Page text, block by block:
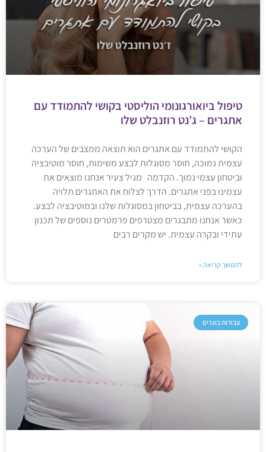
טיפול ביואורגונומי הוליסטי בקושי להתמודד עם
אתגרים – ג’נט רוזנבלט שלו
הקושי להתמודד עם אתגרים הוא תוצאה ממצבים של הערכה
עצמית נמוכה, חוסר מסוגלות לבצע משימות, חוסר מוטיבציה
וביטחון עצמי נמוך. הקדמה מגיל צעיר אנחנו מוצאים את
עצמינו בפני אתגרים. הדרך לצלוח את האתגרים תלויה
בהערכה עצמית, בביטחון במסוגלות שלנו ובמוטיבציה לבצע.
כאשר אנחנו מתבגרים מצטרפים פרמטרים נוספים של תכנון
עתידי ובקרה עצמית. יש מקרים רבים
להמשך קריאה »
עבודות בוגרים